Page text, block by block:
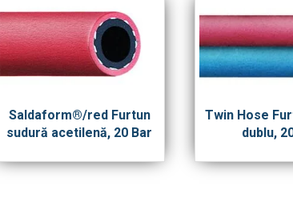
Saldaform®/red Furtun
sudură acetilenă, 20 Bar
Twin Hose
dublu,